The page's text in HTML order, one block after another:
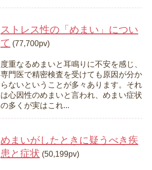
ストレス性の「めまい」につい
て (77,700pv)
度重なるめまいと耳鳴りに不安を感じ、
専門医で精密検査を受けても原因が分か
らないということが多々あります。それ
は心因性のめまいと言われ、めまい症状
の多くが実はこれ...
めまいがしたときに疑うべき疾
患と症状 (50,199pv)